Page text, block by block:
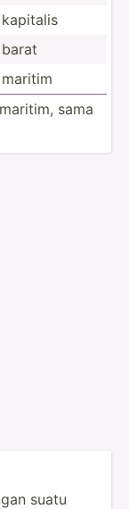
kapitalis
barat
maritim
sama
suatu